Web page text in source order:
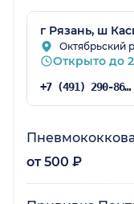
г Рязань, ш
Октябрьский
Открыто до
+7 (491) 290-86-33
от 500 ₽